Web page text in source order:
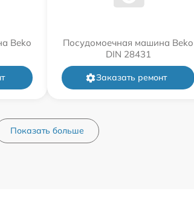
Beko
Посудомоечная машина Beko
DIN 28431
Заказать ремонт
Показать больше